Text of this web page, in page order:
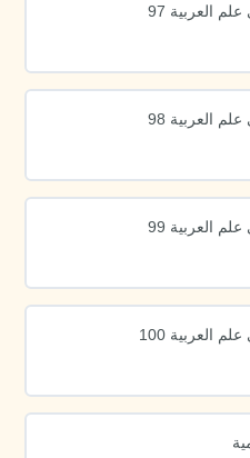
العربية 97
العربية 98
العربية 99
العربية 100